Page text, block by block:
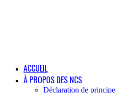
ACCUEIL
À PROPOS DES NCS
Déclaration de principe